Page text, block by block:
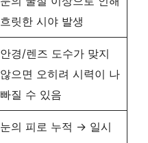
흐릿한 시야 발생
안경/렌즈 도수가 맞지
않으면 오히려 시력이 나
빠질 수 있음
눈의 피로 누적 → 일시